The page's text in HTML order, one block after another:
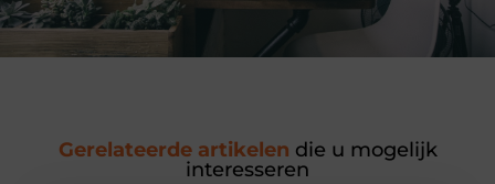
Gerelateerde artikelen die u mogelijk
interesseren